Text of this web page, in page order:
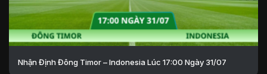
Nhận Định Đông Timor – Indonesia Lúc 17:00 Ngày 31/07